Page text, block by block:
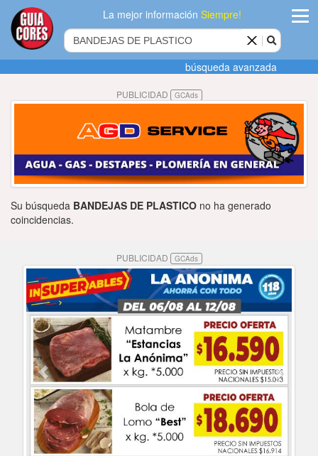
La mejor informaciónSiempre!
Agregar
empresa
Actualizar
datos
Publicidad
Contactenos
búsqueda avanzada
PUBLICIDAD GCAds
Su búsqueda BANDEJAS DE PLASTICO no ha generado
coincidencias.
PUBLICIDAD GCAds